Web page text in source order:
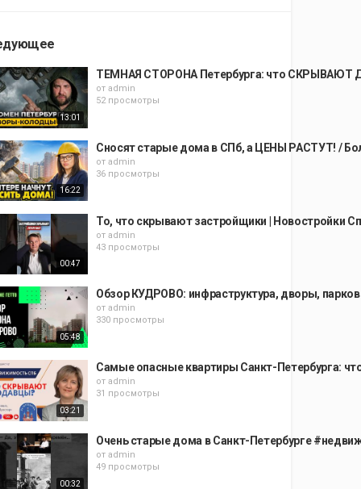
13:01
ТЕМНАЯ СТОРОНА Петербурга: что СКРЫВАЮТ
от admin
52 просмотры
16:22
Сносят старые дома в СПб, а ЦЕНЫ РАСТУТ! /
от admin
36 просмотры
00:47
То, что скрывают застройщики | Новостройки
от admin
43 просмотры
05:48
Обзор КУДРОВО: инфраструктура, дворы,
от admin
330 просмотры
03:21
Самые опасные квартиры Санкт-Петербурга:
от admin
31 просмотры
00:32
Очень старые дома в Санкт-Петербурге
от admin
49 просмотры